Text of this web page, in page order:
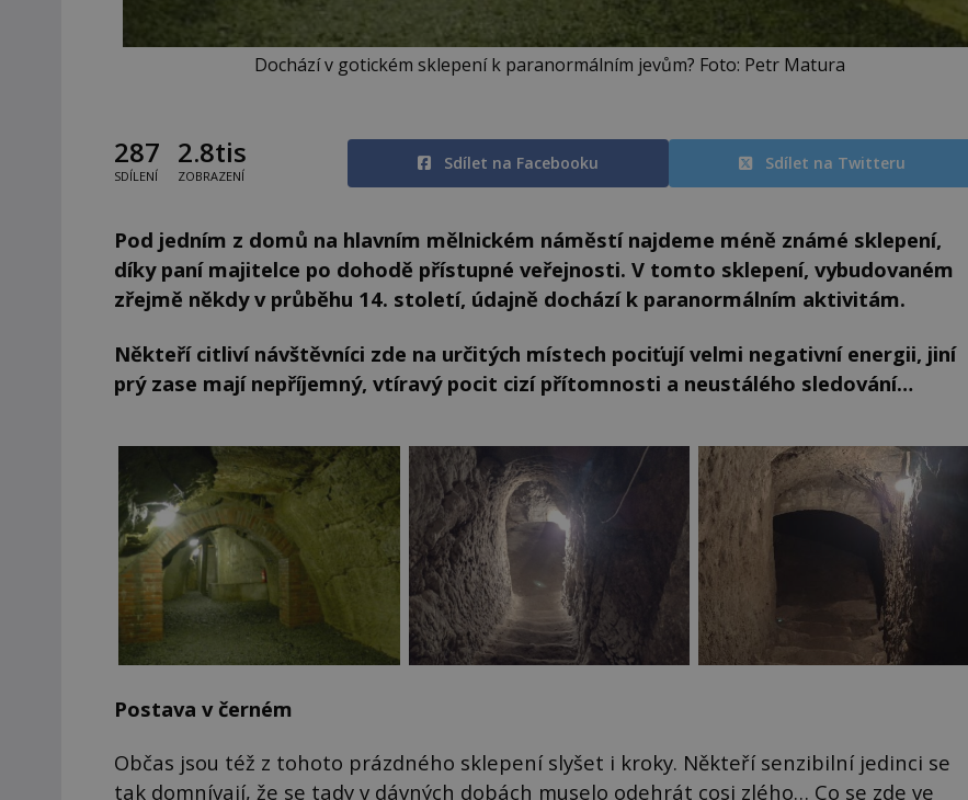
Dochází v gotickém sklepení k paranormálním jevům? Foto: Petr Matura
287
SDÍLENÍ
2.8tis
ZOBRAZENÍ
Sdílet na Facebooku Sdílet na Twitteru
Pod jedním z domů na hlavním mělnickém náměstí najdeme méně známé sklepení,
díky paní majitelce po dohodě přístupné veřejnosti. V tomto sklepení, vybudovaném
zřejmě někdy v průběhu 14. století, údajně dochází k paranormálním aktivitám.
Někteří citliví návštěvníci zde na určitých místech pociťují velmi negativní energii, jiní
prý zase mají nepříjemný, vtíravý pocit cizí přítomnosti a neustálého sledování…
Postava v černém
Občas jsou též z tohoto prázdného sklepení slyšet i kroky. Někteří senzibilní jedinci se
tak domnívají, že se tady v dávných dobách muselo odehrát cosi zlého… Co se zde ve